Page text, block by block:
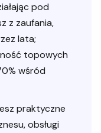
pod
z zaufania,
lata;
topowych
wśród
praktyczne
obsługi